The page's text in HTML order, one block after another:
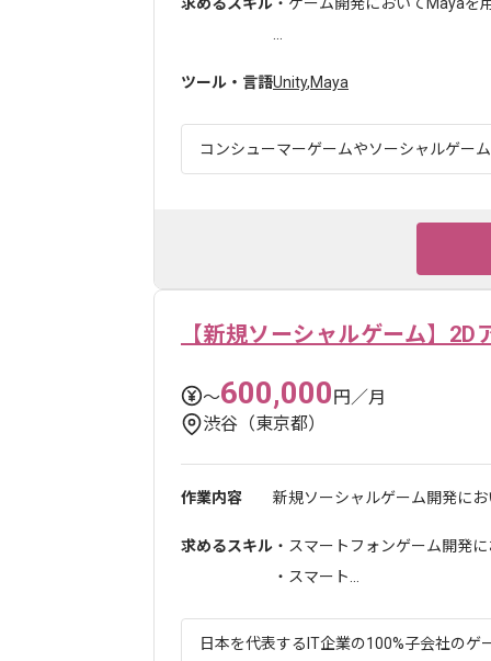
ツール・言語Unity,Maya
コンシューマーゲームやソーシャルゲー
【新規ソーシャルゲーム】
〜600,000円／月
渋谷（東京都）
作業内容 新規ソーシャルゲーム開発に
求めるスキル ・スマートフォンゲーム開発
・スマート...
日本を代表するIT企業の100%子会社のゲ